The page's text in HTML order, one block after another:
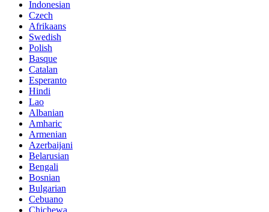
Indonesian
Czech
Afrikaans
Swedish
Polish
Basque
Catalan
Esperanto
Hindi
Lao
Albanian
Amharic
Armenian
Azerbaijani
Belarusian
Bengali
Bosnian
Bulgarian
Cebuano